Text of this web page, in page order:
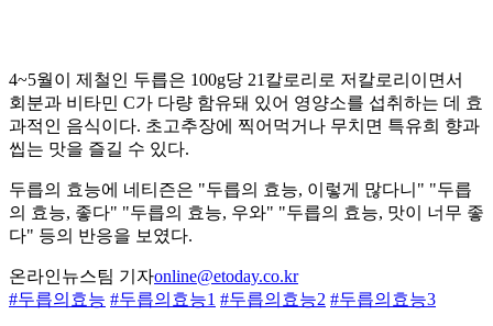
4~5월이 제철인 두릅은 100g당 21칼로리로 저칼로리이면서
회분과 비타민 C가 다량 함유돼 있어 영양소를 섭취하는 데 효
과적인 음식이다. 초고추장에 찍어먹거나 무치면 특유희 향과
씹는 맛을 즐길 수 있다.
두릅의 효능에 네티즌은 "두릅의 효능, 이렇게 많다니" "두릅
의 효능, 좋다" "두릅의 효능, 우와" "두릅의 효능, 맛이 너무 좋
다" 등의 반응을 보였다.
온라인뉴스팀 기자online@etoday.co.kr
#두릅의효능 #두릅의효능1 #두릅의효능2 #두릅의효능3